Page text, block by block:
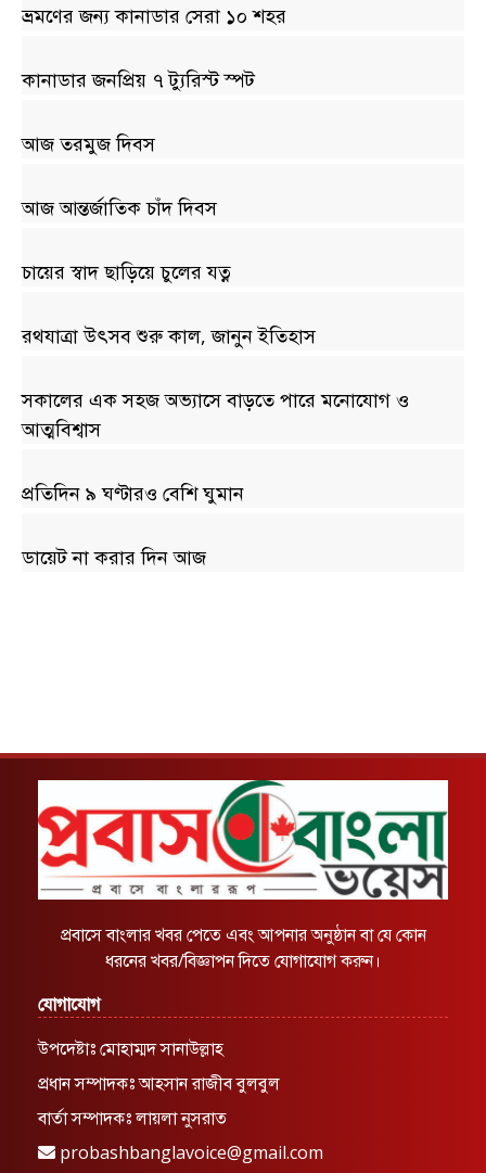
ভ্রমণের জন্য কানাডার সেরা ১০ শহর
কানাডার জনপ্রিয় ৭ ট্যুরিস্ট স্পট
আজ তরমুজ দিবস
আজ আন্তর্জাতিক চাঁদ দিবস
চায়ের স্বাদ ছাড়িয়ে চুলের যত্ন
রথযাত্রা উৎসব শুরু কাল, জানুন ইতিহাস
সকালের এক সহজ অভ্যাসে বাড়তে পারে মনোযোগ ও
আত্মবিশ্বাস
প্রতিদিন ৯ ঘণ্টারও বেশি ঘুমান
ডায়েট না করার দিন আজ
প্রবাসে বাংলার খবর পেতে এবং আপনার অনুষ্ঠান বা যে কোন
ধরনের খবর/বিজ্ঞাপন দিতে যোগাযোগ করুন।
যোগাযোগ
উপদেষ্টাঃ মোহাম্মদ সানাউল্লাহ
প্রধান সম্পাদকঃ আহসান রাজীব বুলবুল
বার্তা সম্পাদকঃ লায়লা নুসরাত
probashbanglavoice@gmail.com